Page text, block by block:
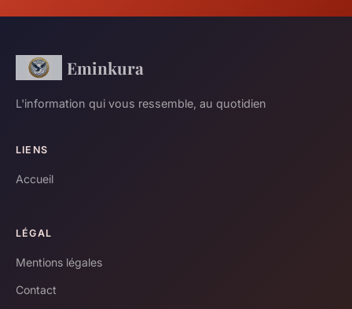
Eminkura
L'information qui vous ressemble, au quotidien
LIENS
Accueil
LÉGAL
Mentions légales
Contact